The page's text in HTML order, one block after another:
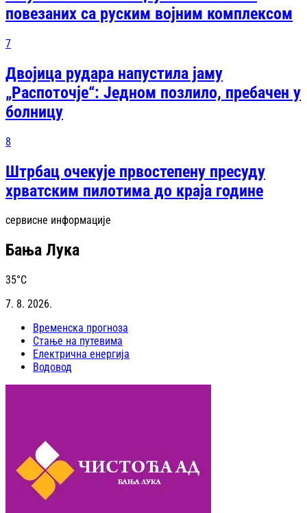
повезаних са руским војним комплексом
7
Двојица рудара напустила јаму
„Распоточје“: Једном позлило, пребачен у
болницу
8
Штрбац очекује првостепену пресуду
хрватским пилотима до краја године
сервисне информације
Бања Лука
35°C
7. 8. 2026.
Временска прогноза
Стање на путевима
Електрична енергија
Водовод